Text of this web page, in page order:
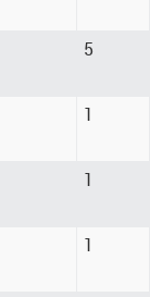
5
1
1
1